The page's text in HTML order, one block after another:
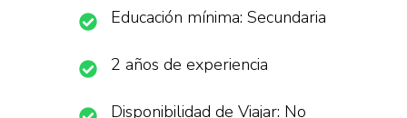
Educación mínima: Secundaria
2 años de experiencia
Disponibilidad de Viajar: No